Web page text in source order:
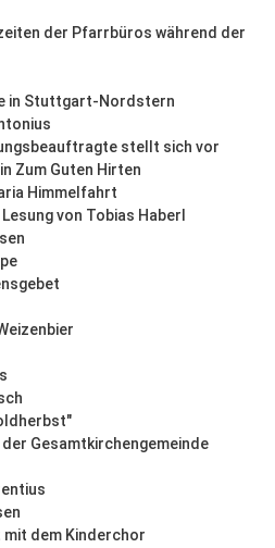
der Pfarrbüros während der
in Stuttgart-Nordstern
stellt sich vor
Zum Guten Hirten
Himmelfahrt
von Tobias Haberl
Gesamtkirchengemeinde
dem Kinderchor